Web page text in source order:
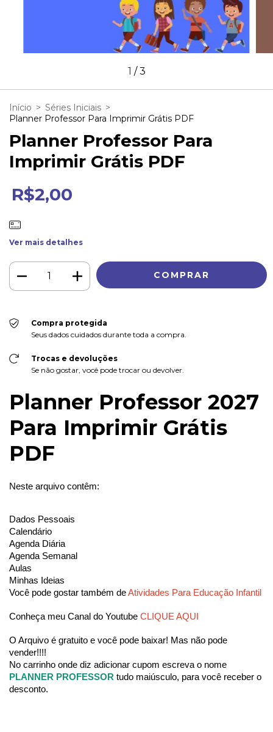
1 /3
Início > Séries Iniciais >
Planner Professor Para Imprimir Grátis PDF
Planner Professor Para
Imprimir Grátis PDF
R$2,00
Ver mais detalhes
Compra protegida
Seus dados cuidados durante toda a compra.
Trocas e devoluções
Se não gostar, você pode trocar ou devolver.
Planner Professor 2027
Para Imprimir Grátis
PDF
Neste arquivo contêm:
Dados Pessoais
Calendário
Agenda Diária
Agenda Semanal
Aulas
Minhas Ideias
Você pode gostar também de Atividades Para Educação Infantil
Conheça meu Canal do Youtube CLIQUE AQUI
O Arquivo é gratuito e você pode baixar! Mas não pode
vender!!!!
PLANNER PROFESSOR tudo maiúsculo, para você receber o
desconto.